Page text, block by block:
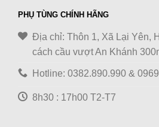
PHỤ TÙNG CHÍNH HÃNG
Địa chỉ: Thôn 1, Xã Lại Yên,
cách cầu vượt An Khánh
Hotline: 0382.890.990 &
8h30 : 17h00 T2-T7